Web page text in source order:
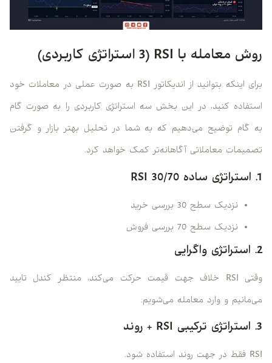
روش معامله با RSI (3 استراتژی کاربردی)
برای اینکه بتوانید از اندیکاتور RSI به صورت عملی در معاملات خود
استفاده کنید، در این بخش سه استراتژی کاربردی را به صورت گام
به گام توضیح می‌دهیم که به شما در تحلیل بهتر بازار و گرفتن
تصمیمات معاملاتی آگاهانه‌تر کمک خواهد کرد.
1. استراتژی ساده RSI 30/70
نزدیک سطح 30 بررسی خرید
نزدیک سطح 70 بررسی فروش
2. استراتژی واگرایی
وقتی RSI خلاف جهت قیمت حرکت می‌کند، منتظر کندل تایید
می‌مانیم و وارد معامله می‌شویم.
3. استراتژی ترکیبی RSI + روند
RSI فقط در جهت روند استفاده شود.